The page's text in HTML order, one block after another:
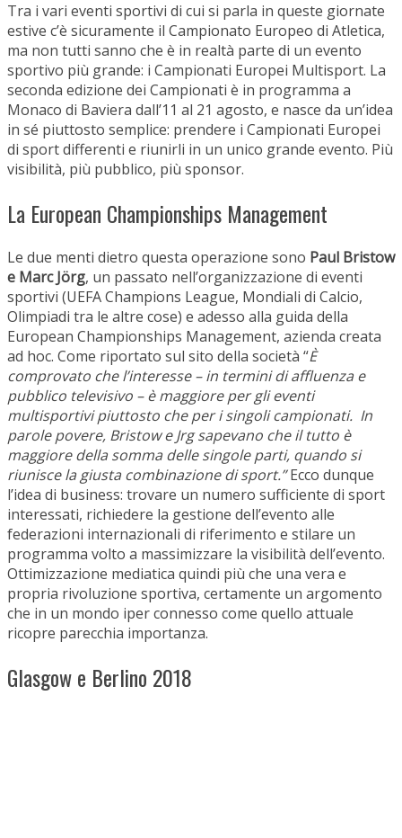
Tra i vari eventi sportivi di cui si parla in queste giornate
estive c’è sicuramente il Campionato Europeo di Atletica,
ma non tutti sanno che è in realtà parte di un evento
sportivo più grande: i Campionati Europei Multisport. La
seconda edizione dei Campionati è in programma a
Monaco di Baviera dall’11 al 21 agosto, e nasce da un’idea
in sé piuttosto semplice: prendere i Campionati Europei
di sport differenti e riunirli in un unico grande evento. Più
visibilità, più pubblico, più sponsor.
La European Championships Management
Le due menti dietro questa operazione sono Paul Bristow
e Marc Jörg, un passato nell’organizzazione di eventi
sportivi (UEFA Champions League, Mondiali di Calcio,
Olimpiadi tra le altre cose) e adesso alla guida della
European Championships Management, azienda creata
ad hoc. Come riportato sul sito della società “È
comprovato che l’interesse – in termini di affluenza e
pubblico televisivo – è maggiore per gli eventi
multisportivi piuttosto che per i singoli campionati. In
parole povere, Bristow e Jrg sapevano che il tutto è
maggiore della somma delle singole parti, quando si
riunisce la giusta combinazione di sport.”Ecco dunque
l’idea di business: trovare un numero sufficiente di sport
interessati, richiedere la gestione dell’evento alle
federazioni internazionali di riferimento e stilare un
programma volto a massimizzare la visibilità dell’evento.
Ottimizzazione mediatica quindi più che una vera e
propria rivoluzione sportiva, certamente un argomento
che in un mondo iper connesso come quello attuale
ricopre parecchia importanza.
Glasgow e Berlino 2018